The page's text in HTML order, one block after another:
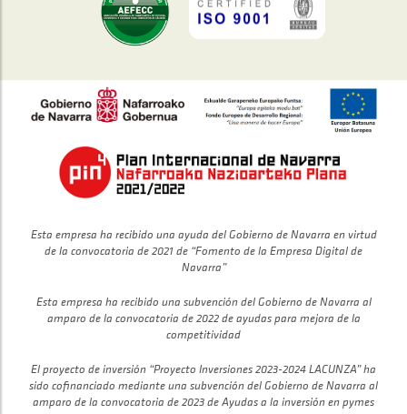
Esta empresa ha recibido una ayuda del Gobierno de Navarra en virtud
de la convocatoria de 2021 de “Fomento de la Empresa Digital de
Navarra”
Esta empresa ha recibido una subvención del Gobierno de Navarra al
amparo de la convocatoria de 2022 de ayudas para mejora de la
competitividad
El proyecto de inversión “Proyecto Inversiones 2023-2024 LACUNZA” ha
sido cofinanciado mediante una subvención del Gobierno de Navarra al
amparo de la convocatoria de 2023 de Ayudas a la inversión en pymes